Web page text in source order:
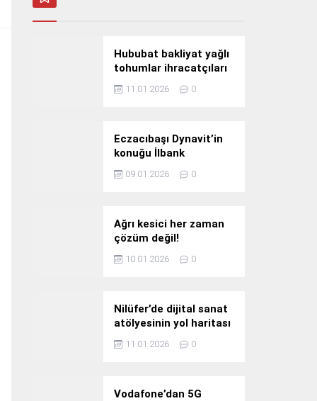
Hububat bakliyat yağlı
tohumlar ihracatçıları
Güney Kore yolcusu
11.01.2026 0
Eczacıbaşı Dynavit’in
konuğu İlbank
09.01.2026 0
Ağrı kesici her zaman
çözüm değil!
10.01.2026 0
Nilüfer’de dijital sanat
atölyesinin yol haritası
konuşuldu
11.01.2026 0
Vodafone’dan 5G